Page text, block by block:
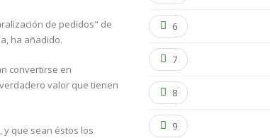
de pedidos" de
ha añadido.
convertirse en
valor que tienen
y que sean éstos los
6
7
8
9